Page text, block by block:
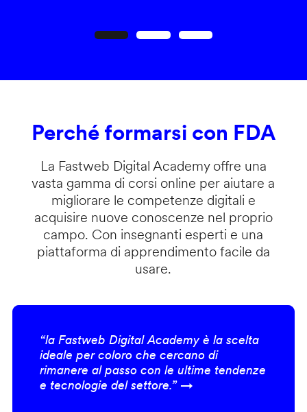
Perché formarsi con FDA
La Fastweb Digital Academy offre una
vasta gamma di corsi online per aiutare a
migliorare le competenze digitali e
acquisire nuove conoscenze nel proprio
campo. Con insegnanti esperti e una
piattaforma di apprendimento facile da
usare.
“la Fastweb Digital Academy è la scelta
ideale per coloro che cercano di
rimanere al passo con le ultime tendenze
e tecnologie del settore.” →